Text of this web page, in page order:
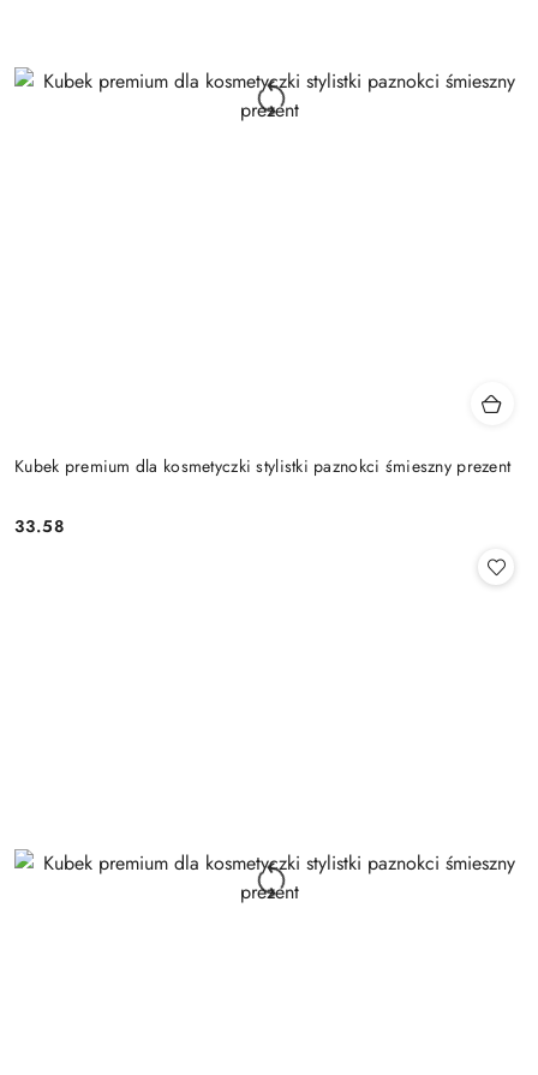
Kubek premium dla kosmetyczki stylistki paznokci śmieszny prezent
Cena:
33.58